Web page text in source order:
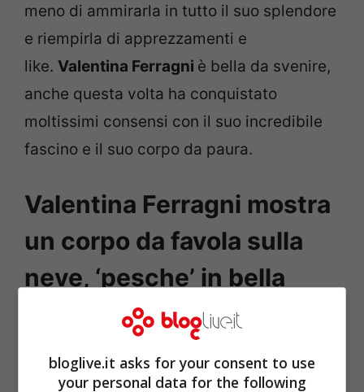
meno di ammirarla in tutto il suo splendore
e riempirla di apprezzamenti e
like. Valentina Ferragni è bella da svenire,
anche questa volta ha conquistato
moltissimi consensi con il suo incredibile
fascino e il suo corpo da paura.
Valentina Ferragni mostra
un corpo da favola sulla
neve, ‘pesche’ in bella
vista e sensualità da urlo
bloglive.it asks for your consent to use
your personal data for the following